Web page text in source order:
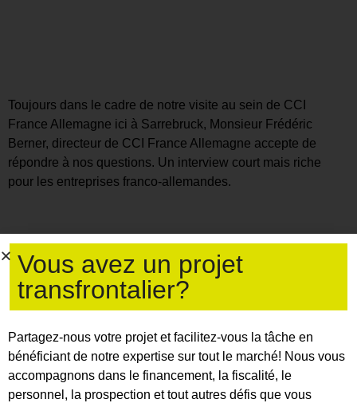
Toujours dans le cadre de notre visite au sein de CCI
France Allemagne ici à Sarrebruck, Monsieur Frédéric
Berner, directeur de CCI France Allemagne accepte de
répondre à nos questions. Un interview court mais riche
pour les entreprises franco-allemandes.
Vous avez un projet
transfrontalier?
Partagez-nous votre projet et facilitez-vous la tâche en
bénéficiant de notre expertise sur tout le marché! Nous vous
accompagnons dans le financement, la fiscalité, le
personnel, la prospection et tout autres défis que vous